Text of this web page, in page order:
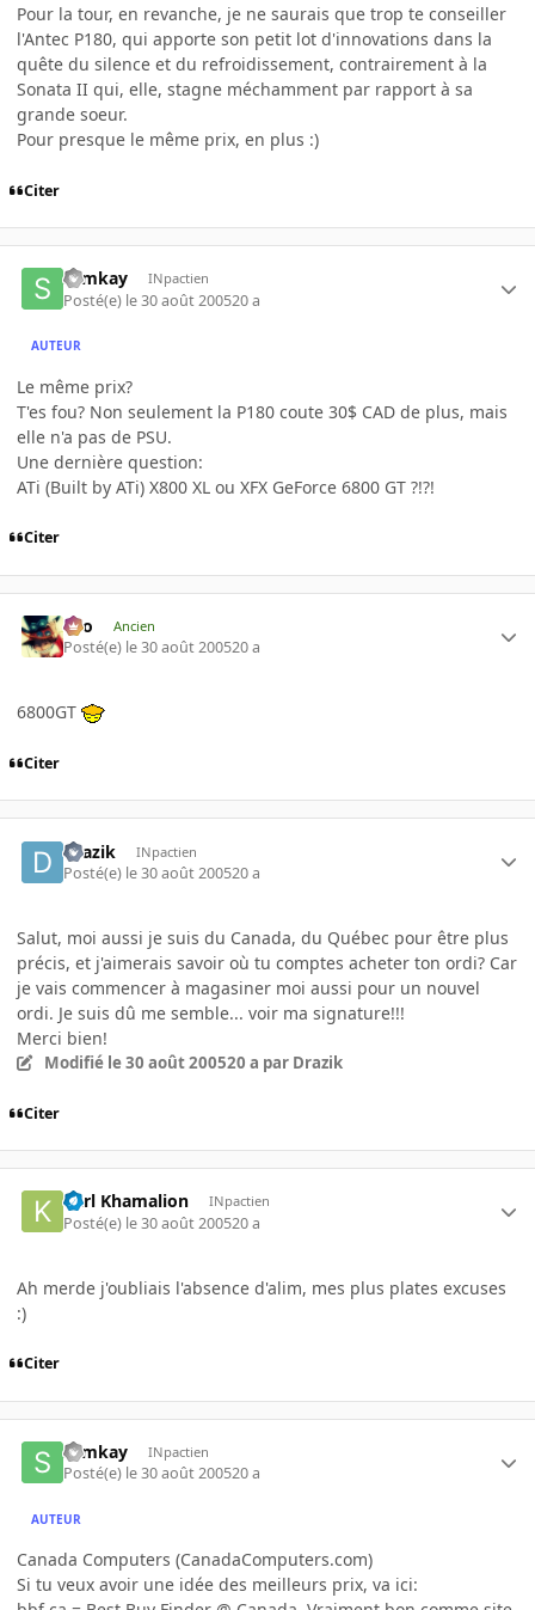
Pour la tour, en revanche, je ne saurais que trop te conseiller
l'Antec P180, qui apporte son petit lot d'innovations dans la
quête du silence et du refroidissement, contrairement à la
Sonata II qui, elle, stagne méchamment par rapport à sa
grande soeur.
Pour presque le même prix, en plus :)
Citer
slimkay INpactien
Posté(e) le 30 août 200520 a
AUTEUR
Le même prix?
T'es fou? Non seulement la P180 coute 30$ CAD de plus, mais
elle n'a pas de PSU.
Une dernière question:
ATi (Built by ATi) X800 XL ou XFX GeForce 6800 GT ?!?!
Citer
eYo Ancien
Posté(e) le 30 août 200520 a
6800GT
Citer
Drazik INpactien
Posté(e) le 30 août 200520 a
Salut, moi aussi je suis du Canada, du Québec pour être plus
précis, et j'aimerais savoir où tu comptes acheter ton ordi? Car
je vais commencer à magasiner moi aussi pour un nouvel
ordi. Je suis dû me semble... voir ma signature!!!
Merci bien!
Modifié le 30 août 200520 a par Drazik
Citer
Karl Khamalion INpactien
Posté(e) le 30 août 200520 a
Ah merde j'oubliais l'absence d'alim, mes plus plates excuses
:)
Citer
slimkay INpactien
Posté(e) le 30 août 200520 a
AUTEUR
Canada Computers (CanadaComputers.com)
Si tu veux avoir une idée des meilleurs prix, va ici: